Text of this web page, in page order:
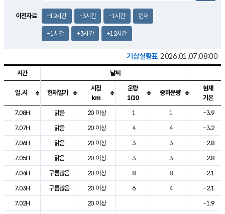
이전자료 -12시간 -3시간 -1시간 현재
+1시간 +3시간 +12시간
기상실황표 2026.01.07.08:00
도시별 기상실황표로 지점, 날씨, 기온, 강수, 바람, 기압등을 안내한 표입
시간 날씨
일.시 현재일기
시정
km
운량
1/10
중하운량
현재
기온
7.08H
맑음 20 이상 1 1
-3.9
7.07H
맑음 20 이상 4 4
-3.2
7.06H
맑음 20 이상 3 3
-2.8
7.05H
맑음 20 이상 3 3
-2.8
7.04H
구름많음 20 이상 8 8
-2.1
7.03H
구름많음 20 이상 6 4
-2.1
7.02H
20 이상
-1.9